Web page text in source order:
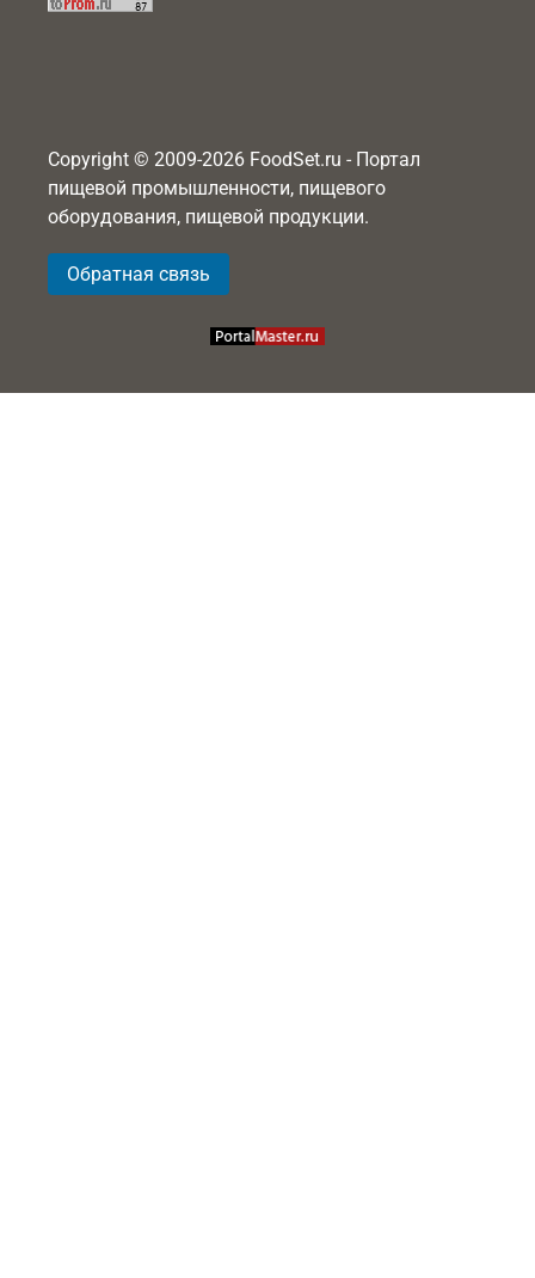
Copyright © 2009-2026 FoodSet.ru - Портал
пищевой промышленности, пищевого
оборудования, пищевой продукции.
Обратная связь